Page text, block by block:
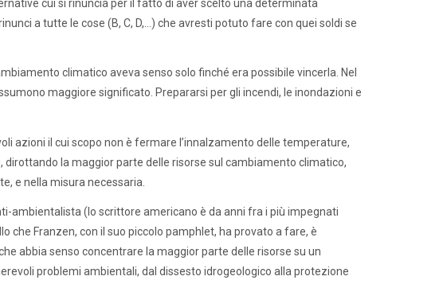
cui si rinuncia per il fatto di aver scelto una determinata
a tutte le cose (B, C, D,…) che avresti potuto fare con quei soldi se
climatico aveva senso solo finché era possibile vincerla. Nel
maggiore significato. Prepararsi per gli incendi, le inondazioni e
azioni il cui scopo non è fermare l’innalzamento delle temperature,
la maggior parte delle risorse sul cambiamento climatico,
e nella misura necessaria.
ambientalista (lo scrittore americano è da anni fra i più impegnati
che Franzen, con il suo piccolo pamphlet, ha provato a fare, è
abbia senso concentrare la maggior parte delle risorse su un
problemi ambientali, dal dissesto idrogeologico alla protezione